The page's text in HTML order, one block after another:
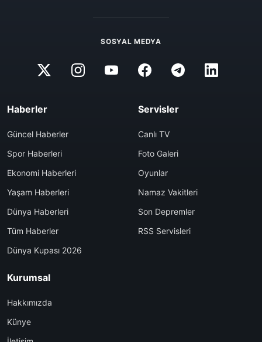
SOSYAL MEDYA
Haberler
Güncel Haberler
Spor Haberleri
Ekonomi Haberleri
Yaşam Haberleri
Dünya Haberleri
Tüm Haberler
Dünya Kupası 2026
Servisler
Canlı TV
Foto Galeri
Oyunlar
Namaz Vakitleri
Son Depremler
RSS Servisleri
Kurumsal
Hakkımızda
Künye